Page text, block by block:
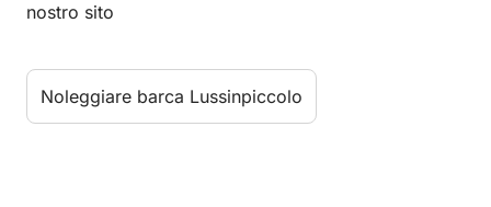
nostro sito
Noleggiare barca Lussinpiccolo